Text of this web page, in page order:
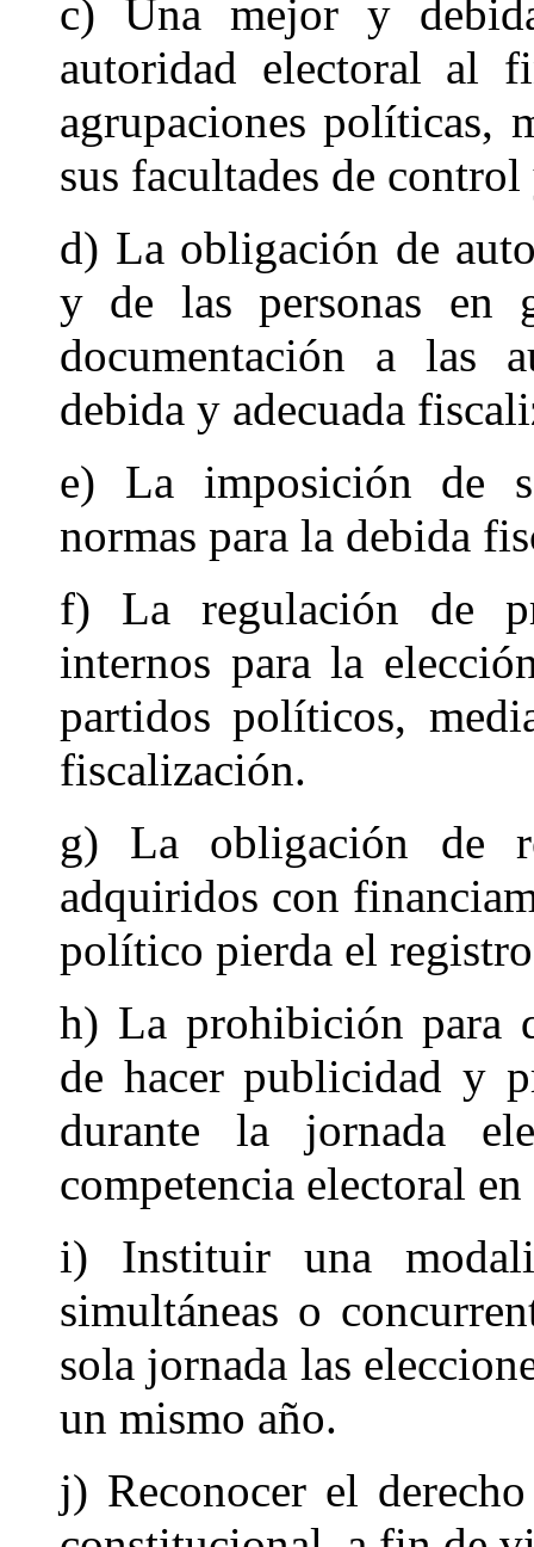
c) Una mejor y
autoridad electoral al
agrupaciones políticas,
sus facultades de
d) La obligación de
y de las personas en
documentación a las
debida y adecuada
e) La imposición de
normas para la debida
f) La regulación de
internos para la
partidos políticos,
fiscalización.
g) La obligación de
adquiridos con
político pierda el
h) La prohibición para
de hacer publicidad y
durante la jornada
competencia electoral
i) Instituir una
simultáneas o
sola jornada las
un mismo año.
j) Reconocer el